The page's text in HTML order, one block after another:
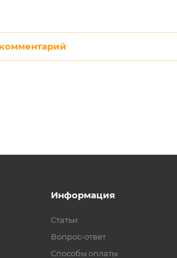
Информация
Статьи
Вопрос-ответ
Способы оплаты